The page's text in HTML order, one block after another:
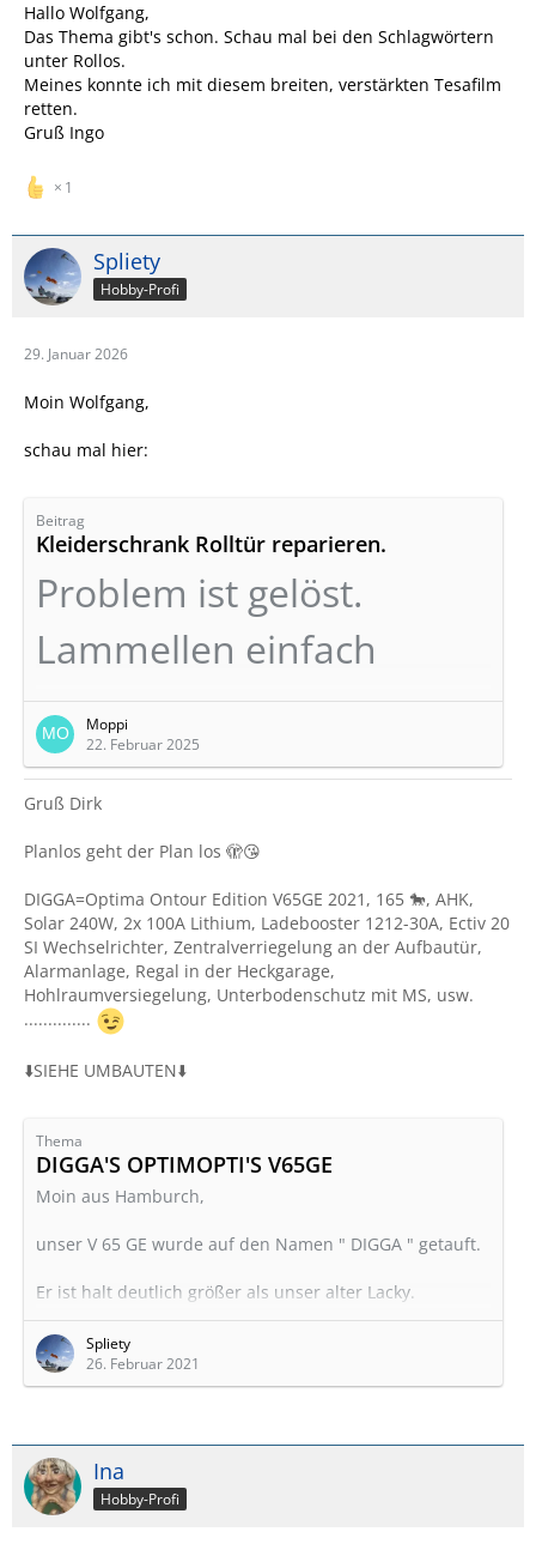
Hallo Wolfgang,
Das Thema gibt's schon. Schau mal bei den Schlagwörtern
unter Rollos.
Meines konnte ich mit diesem breiten, verstärkten Tesafilm
retten.
Gruß Ingo
1
Spliety
Hobby-Profi
29. Januar 2026
Moin Wolfgang,
schau mal hier:
Beitrag
Kleiderschrank Rolltür reparieren.
Problem ist gelöst.
Lammellen einfach
wieder
zusammengeklippst!!
Danke für Eure Tipps.
An meinem Optima OnTour GE Edition ist vom
Kleiderschrank die Rolladentür defekt.
In der Mitte sind die Lamellen auseinander gegangen.
Nichts gebrochen oder ähnlich.
ausbauen??
Moppi
22. Februar 2025
Gruß Dirk
Planlos geht der Plan los 🫣😘
DIGGA=Optima Ontour Edition V65GE 2021, 165 🐎, AHK,
Solar 240W, 2x 100A Lithium, Ladebooster 1212-30A, Ectiv 20
SI Wechselrichter, Zentralverriegelung an der Aufbautür,
Alarmanlage, Regal in der Heckgarage,
Hohlraumversiegelung, Unterbodenschutz mit MS, usw.
..............
⬇️SIEHE UMBAUTEN⬇️
Thema
DIGGA'S OPTIMOPTI'S V65GE
Moin aus Hamburch,
unser V 65 GE wurde auf den Namen " DIGGA " getauft.
Er ist halt deutlich größer als unser alter Lacky.
Der Ursprung des Wortes stammt aus der in Hamburch
(Hamburg) üblichen Art ein "ck" wie ein "gg"
auszusprechen. Dadurch ist der BegriffDiggavon
eine sehr freundliche und allgemeine Anrede des
Gegenübers.
Spliety
26. Februar 2021
Ina
Hobby-Profi